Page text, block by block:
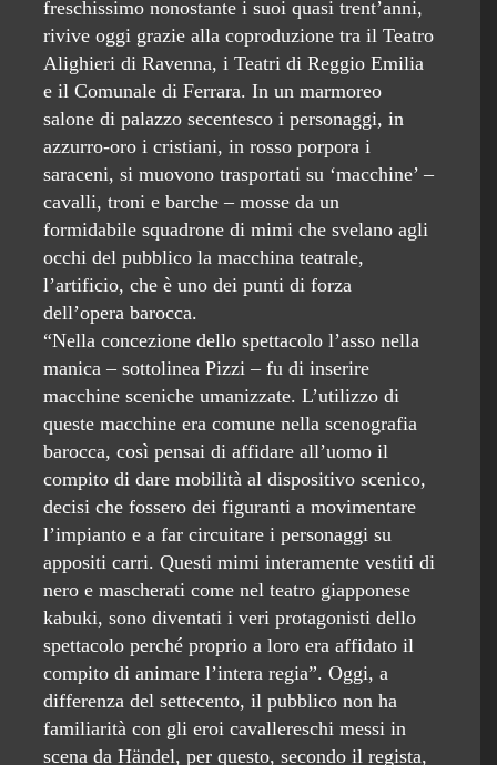
freschissimo nonostante i suoi quasi trent’anni,
rivive oggi grazie alla coproduzione tra il Teatro
Alighieri di Ravenna, i Teatri di Reggio Emilia
e il Comunale di Ferrara. In un marmoreo
salone di palazzo secentesco i personaggi, in
azzurro-oro i cristiani, in rosso porpora i
saraceni, si muovono trasportati su ‘macchine’ –
cavalli, troni e barche – mosse da un
formidabile squadrone di mimi che svelano agli
occhi del pubblico la macchina teatrale,
l’artificio, che è uno dei punti di forza
dell’opera barocca.
“Nella concezione dello spettacolo l’asso nella
manica – sottolinea Pizzi – fu di inserire
macchine sceniche umanizzate. L’utilizzo di
queste macchine era comune nella scenografia
barocca, così pensai di affidare all’uomo il
compito di dare mobilità al dispositivo scenico,
decisi che fossero dei figuranti a movimentare
l’impianto e a far circuitare i personaggi su
appositi carri. Questi mimi interamente vestiti di
nero e mascherati come nel teatro giapponese
kabuki, sono diventati i veri protagonisti dello
spettacolo perché proprio a loro era affidato il
compito di animare l’intera regia”. Oggi, a
differenza del settecento, il pubblico non ha
familiarità con gli eroi cavallereschi messi in
scena da Händel, per questo, secondo il regista,